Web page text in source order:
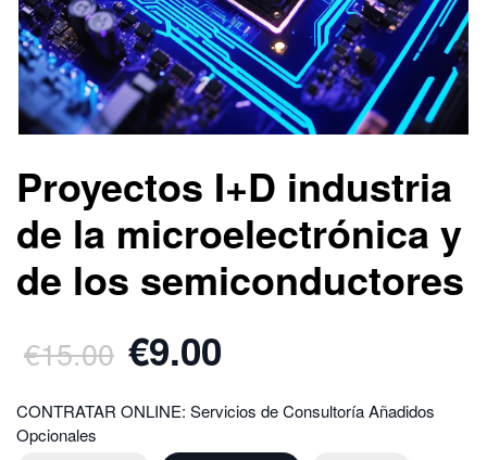
Proyectos I+D industria
de la microelectrónica y
de los semiconductores
€15.00 €9.00
CONTRATAR ONLINE: Servicios de Consultoría Añadidos
Opcionales